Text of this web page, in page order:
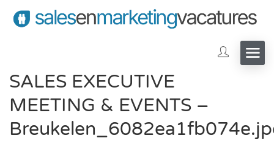
SALES EXECUTIVE
MEETING & EVENTS –